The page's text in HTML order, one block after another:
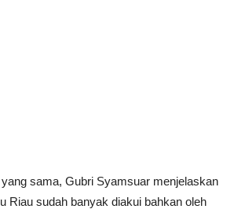
sama, Gubri Syamsuar menjelaskan
Riau sudah banyak diakui bahkan oleh